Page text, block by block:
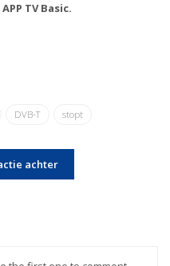
TV Basic.
DVB-T stopt
achter